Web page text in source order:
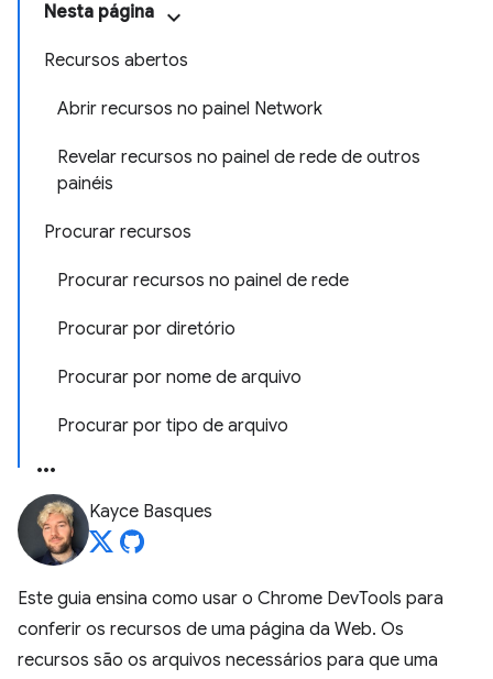
Nesta página
Recursos abertos
Abrir recursos no painel Network
Revelar recursos no painel de rede de outros
painéis
Procurar recursos
Procurar recursos no painel de rede
Procurar por diretório
Procurar por nome de arquivo
Procurar por tipo de arquivo
Kayce Basques
Este guia ensina como usar o Chrome DevTools para
conferir os recursos de uma página da Web. Os
recursos são os arquivos necessários para que uma